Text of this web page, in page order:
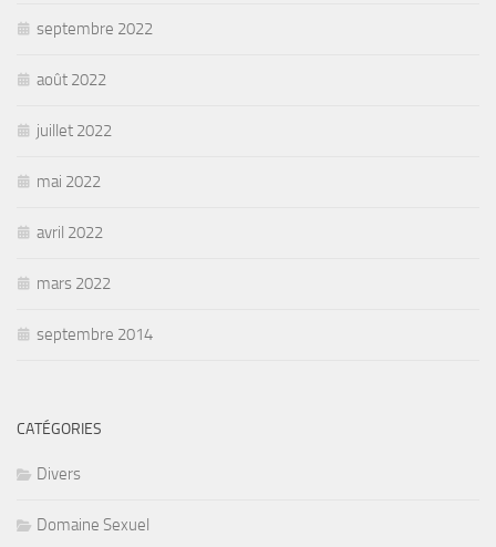
septembre 2022
août 2022
juillet 2022
mai 2022
avril 2022
mars 2022
septembre 2014
CATÉGORIES
Divers
Domaine Sexuel